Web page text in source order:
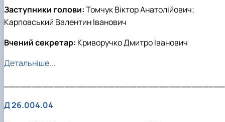
Заступники голови:Томчук Віктор Анатолійович;
Карповський Валентин Іванович
Вчений секретар: Криворучко Дмитро Іванович
Детальніше...
Д 26.004.04